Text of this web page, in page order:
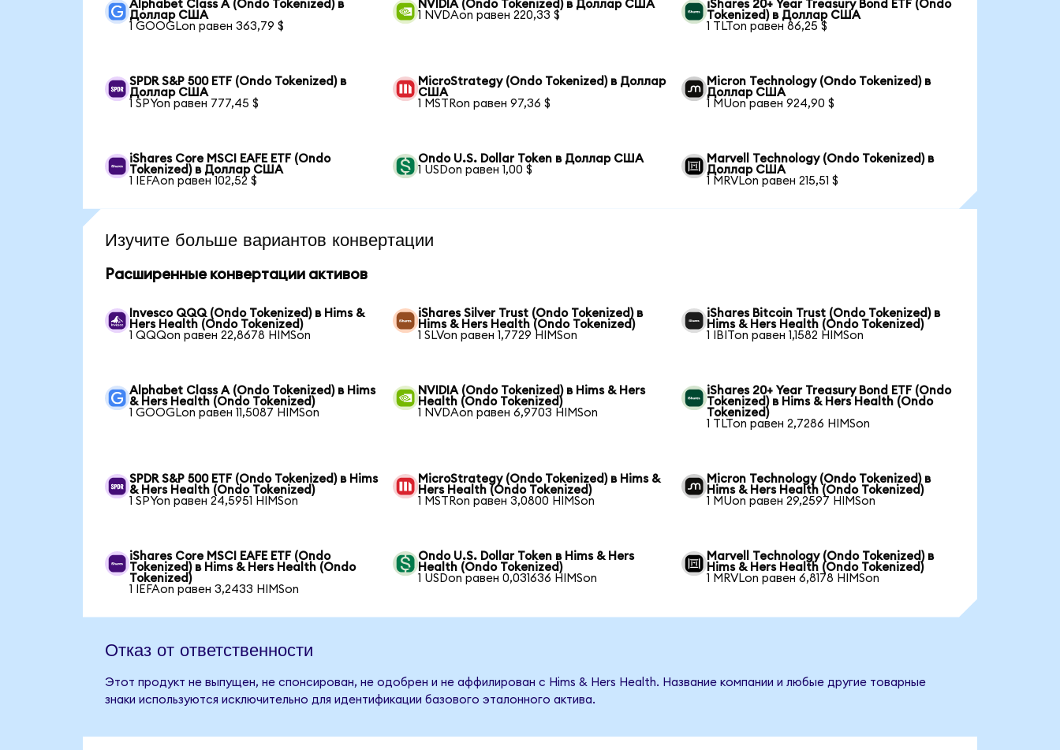
Alphabet Class A (Ondo Tokenized) в
Доллар США
1 GOOGLon равен 363,79 $
NVIDIA (Ondo Tokenized) в Доллар США
1 NVDAon равен 220,33 $
iShares 20+ Year Treasury Bond ETF (Ondo
Tokenized) в Доллар США
1 TLTon равен 86,25 $
SPDR S&P 500 ETF (Ondo Tokenized) в
Доллар США
1 SPYon равен 777,45 $
MicroStrategy (Ondo Tokenized) в Доллар
США
1 MSTRon равен 97,36 $
Micron Technology (Ondo Tokenized) в
Доллар США
1 MUon равен 924,90 $
iShares Core MSCI EAFE ETF (Ondo
Tokenized) в Доллар США
1 IEFAon равен 102,52 $
Ondo U.S. Dollar Token в Доллар США
1 USDon равен 1,00 $
Marvell Technology (Ondo Tokenized) в
Доллар США
1 MRVLon равен 215,51 $
Изучите больше вариантов конвертации
Расширенные конвертации активов
Invesco QQQ (Ondo Tokenized) в Hims &
Hers Health (Ondo Tokenized)
1 QQQon равен 22,8678 HIMSon
iShares Silver Trust (Ondo Tokenized) в
Hims & Hers Health (Ondo Tokenized)
1 SLVon равен 1,7729 HIMSon
iShares Bitcoin Trust (Ondo Tokenized) в
Hims & Hers Health (Ondo Tokenized)
1 IBITon равен 1,1582 HIMSon
Alphabet Class A (Ondo Tokenized) в Hims
& Hers Health (Ondo Tokenized)
1 GOOGLon равен 11,5087 HIMSon
NVIDIA (Ondo Tokenized) в Hims & Hers
Health (Ondo Tokenized)
1 NVDAon равен 6,9703 HIMSon
iShares 20+ Year Treasury Bond ETF (Ondo
Tokenized) в Hims & Hers Health (Ondo
Tokenized)
1 TLTon равен 2,7286 HIMSon
SPDR S&P 500 ETF (Ondo Tokenized) в Hims
& Hers Health (Ondo Tokenized)
1 SPYon равен 24,5951 HIMSon
MicroStrategy (Ondo Tokenized) в Hims &
Hers Health (Ondo Tokenized)
1 MSTRon равен 3,0800 HIMSon
Micron Technology (Ondo Tokenized) в
Hims & Hers Health (Ondo Tokenized)
1 MUon равен 29,2597 HIMSon
iShares Core MSCI EAFE ETF (Ondo
Tokenized) в Hims & Hers Health (Ondo
Tokenized)
1 IEFAon равен 3,2433 HIMSon
Ondo U.S. Dollar Token в Hims & Hers
Health (Ondo Tokenized)
1 USDon равен 0,031636 HIMSon
Marvell Technology (Ondo Tokenized) в
Hims & Hers Health (Ondo Tokenized)
1 MRVLon равен 6,8178 HIMSon
Отказ от ответственности
Этот продукт не выпущен, не спонсирован, не одобрен и не аффилирован с Hims & Hers Health. Название компании и любые другие товарные
знаки используются исключительно для идентификации базового эталонного актива.